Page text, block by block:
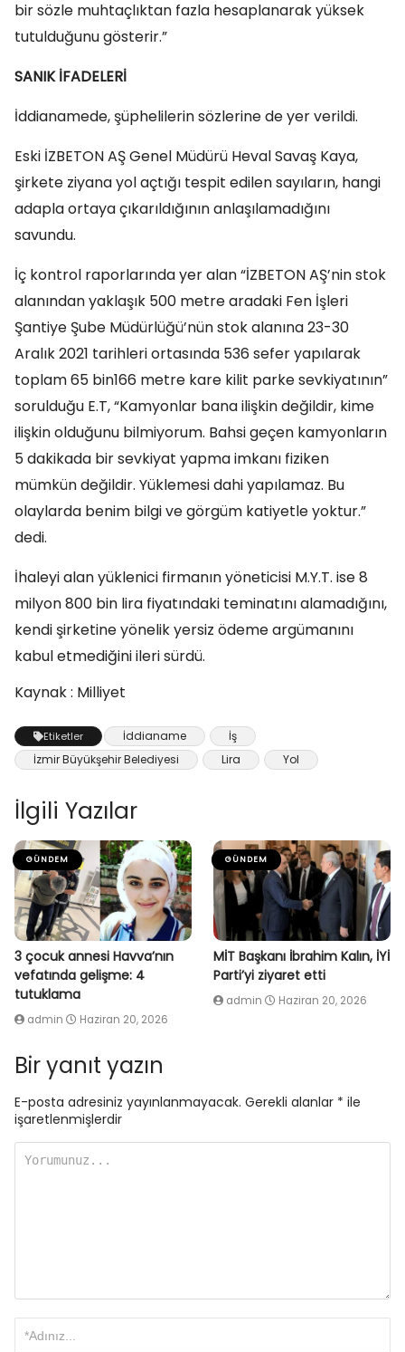
bir sözle muhtaçlıktan fazla hesaplanarak yüksek
tutulduğunu gösterir.”
SANIK İFADELERİ
İddianamede, şüphelilerin sözlerine de yer verildi.
Eski İZBETON AŞ Genel Müdürü Heval Savaş Kaya,
şirkete ziyana yol açtığı tespit edilen sayıların, hangi
adapla ortaya çıkarıldığının anlaşılamadığını
savundu.
İç kontrol raporlarında yer alan “İZBETON AŞ’nin stok
alanından yaklaşık 500 metre aradaki Fen İşleri
Şantiye Şube Müdürlüğü’nün stok alanına 23-30
Aralık 2021 tarihleri ortasında 536 sefer yapılarak
toplam 65 bin166 metre kare kilit parke sevkiyatının”
sorulduğu E.T, “Kamyonlar bana ilişkin değildir, kime
ilişkin olduğunu bilmiyorum. Bahsi geçen kamyonların
5 dakikada bir sevkiyat yapma imkanı fiziken
mümkün değildir. Yüklemesi dahi yapılamaz. Bu
olaylarda benim bilgi ve görgüm katiyetle yoktur.”
dedi.
İhaleyi alan yüklenici firmanın yöneticisi M.Y.T. ise 8
milyon 800 bin lira fiyatındaki teminatını alamadığını,
kendi şirketine yönelik yersiz ödeme argümanını
kabul etmediğini ileri sürdü.
Kaynak : Milliyet
Etiketler İddianame
İş
İzmir Büyükşehir Belediyesi
Lira Yol
İlgili Yazılar
GÜNDEM
3 çocuk annesi Havva’nın
vefatında gelişme: 4
tutuklama
admin Haziran 20, 2026
GÜNDEM
MİT Başkanı İbrahim Kalın, İYİ
Parti’yi ziyaret etti
admin Haziran 20, 2026
Bir yanıt yazın
E-posta adresiniz yayınlanmayacak. Gerekli alanlar * ile
işaretlenmişlerdir